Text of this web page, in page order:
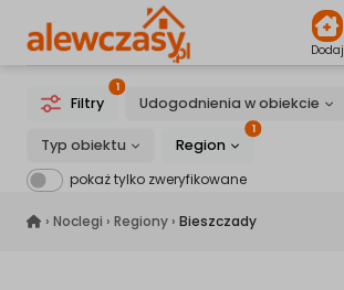
Dodaj
Filtry
1
Udogodnienia w obiekcie
Typ obiektu Region
1
pokaż tylko zweryfikowane
alewczasy.pl
› Noclegi › Regiony › Bieszczady